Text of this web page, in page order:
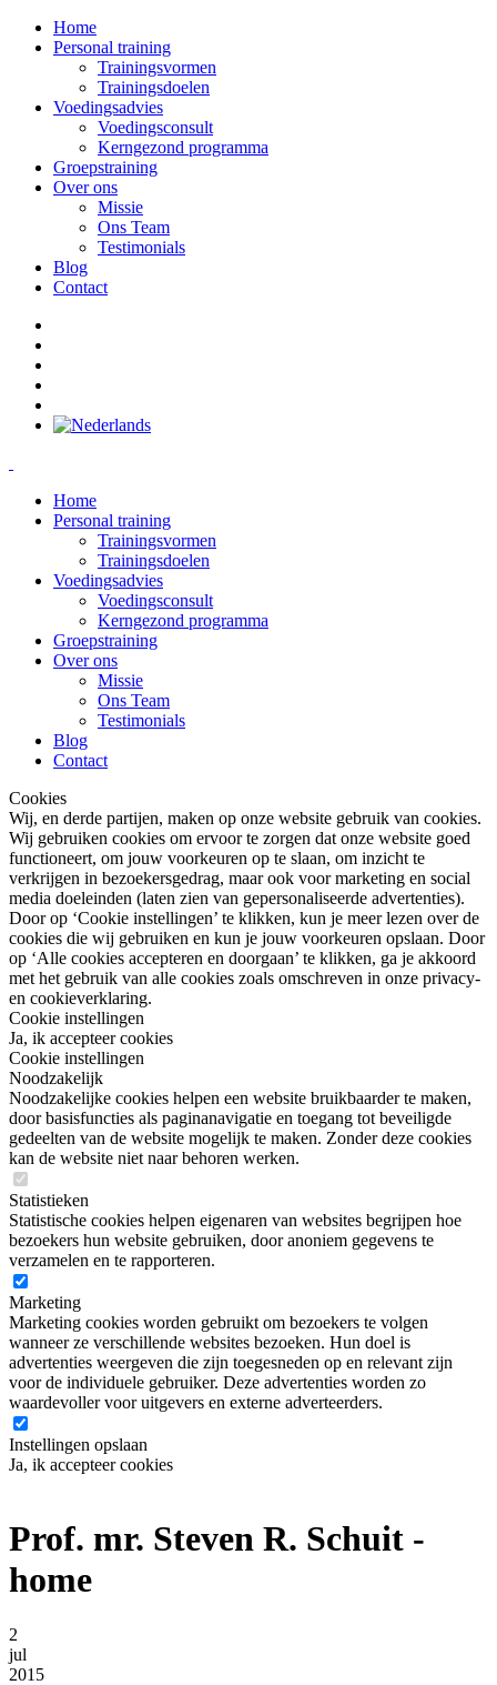
Home
Personal training
Trainingsvormen
Trainingsdoelen
Voedingsadvies
Voedingsconsult
Kerngezond programma
Groepstraining
Over ons
Missie
Ons Team
Testimonials
Blog
Contact
Home
Personal training
Trainingsvormen
Trainingsdoelen
Voedingsadvies
Voedingsconsult
Kerngezond programma
Groepstraining
Over ons
Missie
Ons Team
Testimonials
Blog
Contact
Cookies
Wij, en derde partijen, maken op onze website gebruik van cookies.
Wij gebruiken cookies om ervoor te zorgen dat onze website goed
functioneert, om jouw voorkeuren op te slaan, om inzicht te
verkrijgen in bezoekersgedrag, maar ook voor marketing en social
media doeleinden (laten zien van gepersonaliseerde advertenties).
Door op ‘Cookie instellingen’ te klikken, kun je meer lezen over de
cookies die wij gebruiken en kun je jouw voorkeuren opslaan. Door
op ‘Alle cookies accepteren en doorgaan’ te klikken, ga je akkoord
met het gebruik van alle cookies zoals omschreven in onze privacy-
en cookieverklaring.
Cookie instellingen
Ja, ik accepteer cookies
Cookie instellingen
Noodzakelijk
Noodzakelijke cookies helpen een website bruikbaarder te maken,
door basisfuncties als paginanavigatie en toegang tot beveiligde
gedeelten van de website mogelijk te maken. Zonder deze cookies
kan de website niet naar behoren werken.
Statistieken
Statistische cookies helpen eigenaren van websites begrijpen hoe
bezoekers hun website gebruiken, door anoniem gegevens te
verzamelen en te rapporteren.
Marketing
Marketing cookies worden gebruikt om bezoekers te volgen
wanneer ze verschillende websites bezoeken. Hun doel is
advertenties weergeven die zijn toegesneden op en relevant zijn
voor de individuele gebruiker. Deze advertenties worden zo
waardevoller voor uitgevers en externe adverteerders.
Instellingen opslaan
Ja, ik accepteer cookies
Prof. mr. Steven R. Schuit -
home
2
jul
2015